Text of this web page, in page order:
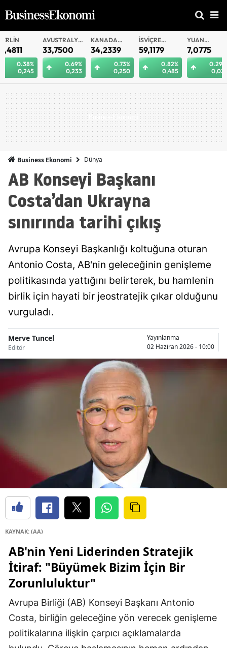
AVUSTRALYA
DOLARI
33,7500
0.69%
0,233
KANADA
DOLARI
34,2339
0.73%
0,250
İSVIÇRE
FRANKI
59,1179
0.82%
0,485
YUAN
OFFSHORE
7,0775
0.29%
0,021
YUAN
7,0812
Business Ekonomi Dünya
AB Konseyi Başkanı
Costa’dan Ukrayna
sınırında tarihi çıkış
Avrupa Konseyi Başkanlığı koltuğuna oturan
Antonio Costa, AB'nin geleceğinin genişleme
politikasında yattığını belirterek, bu hamlenin
birlik için hayati bir jeostratejik çıkar olduğunu
vurguladı.
Merve Tuncel
Editör
Yayınlanma
02 Haziran 2026 - 10:00
KAYNAK: (AA)
AB'nin Yeni Liderinden Stratejik
İtiraf: "Büyümek Bizim İçin Bir
Zorunluluktur"
Avrupa Birliği (AB) Konseyi Başkanı Antonio
Costa, birliğin geleceğine yön verecek genişleme
politikalarına ilişkin çarpıcı açıklamalarda